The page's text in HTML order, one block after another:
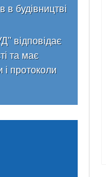
в будівництві
відповідає
та має
і протоколи